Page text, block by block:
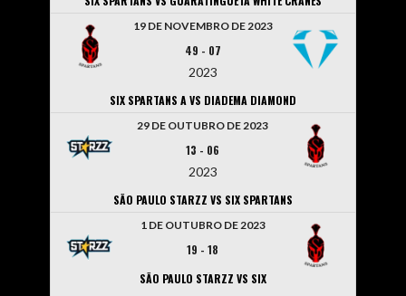
19 DE NOVEMBRO DE 2023
49 - 07
2023
SIX SPARTANS A VS DIADEMA DIAMOND
29 DE OUTUBRO DE 2023
13 - 06
2023
SÃO PAULO STARZZ VS SIX SPARTANS
1 DE OUTUBRO DE 2023
19 -18
SÃO PAULO STARZZ VS SIX